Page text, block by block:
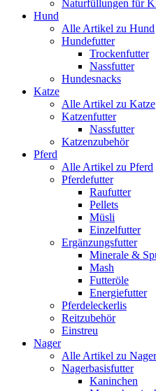
Naturfüllungen für
Hund
Alle Artikel zu Hund
Hundefutter
Trockenfutter
Nassfutter
Hundesnacks
Katze
Alle Artikel zu Katze
Katzenfutter
Nassfutter
Katzenzubehör
Pferd
Alle Artikel zu Pferd
Pferdefutter
Raufutter
Pellets
Müsli
Einzelfutter
Ergänzungsfutter
Minerale &
Mash
Futteröle
Energiefutter
Pferdeleckerlis
Reitzubehör
Einstreu
Nager
Alle Artikel zu Nager
Nagerbasisfutter
Kaninchen